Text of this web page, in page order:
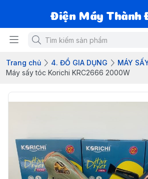
Điện Máy Thành
Trang chủ 4. ĐỒ GIA DỤNG
MÁY
Máy sấy tóc Korichi KRC2666 2000W